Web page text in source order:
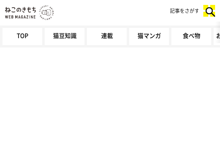
TOP 猫豆知識 連載 猫マンガ 食べ物
記事をさがす